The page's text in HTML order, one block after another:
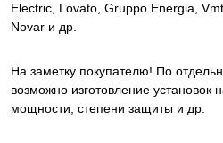
Electric, Lovato, Gruppo Energia,
Novar и др.
На заметку покупателю! По
возможно изготовление установок
мощности, степени защиты и др.